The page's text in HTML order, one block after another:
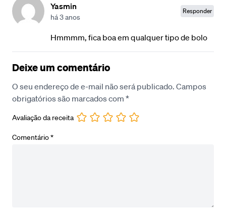
Yasmin
há 3 anos
Responder
Hmmmm, fica boa em qualquer tipo de bolo
Deixe um comentário
O seu endereço de e-mail não será publicado. Campos
obrigatórios são marcados com *
Avaliação da receita
Comentário*